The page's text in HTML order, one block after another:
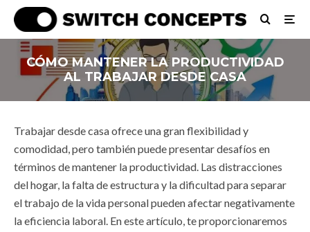
CÓMO MANTENER LA PRODUCTIVIDAD
AL TRABAJAR DESDE CASA
Trabajar desde casa ofrece una gran flexibilidad y
comodidad, pero también puede presentar desafíos en
términos de mantener la productividad. Las distracciones
del hogar, la falta de estructura y la dificultad para separar
el trabajo de la vida personal pueden afectar negativamente
la eficiencia laboral. En este artículo, te proporcionaremos